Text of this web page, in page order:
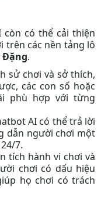
còn có thể cải thiện
trên các nền tảng lô
Đặng.
sử chơi và sở thích,
các con số hoặc
phù hợp với từng
AI có thể trả lời
dẫn người chơi một
7.
tích hành vi chơi và
chơi có dấu hiệu
họ chơi có trách